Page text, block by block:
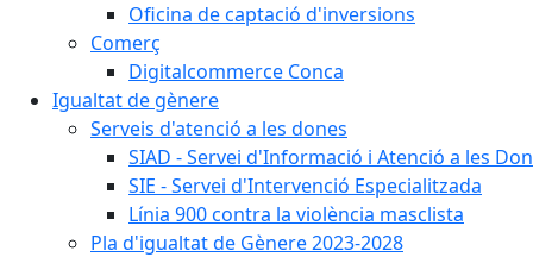
Oficina de captació d'inversions
Comerç
Digitalcommerce Conca
Igualtat de gènere
Serveis d'atenció a les dones
SIAD - Servei d'Informació i Atenció a les
SIE - Servei d'Intervenció Especialitzada
Línia 900 contra la violència masclista
Pla d'igualtat de Gènere 2023-2028